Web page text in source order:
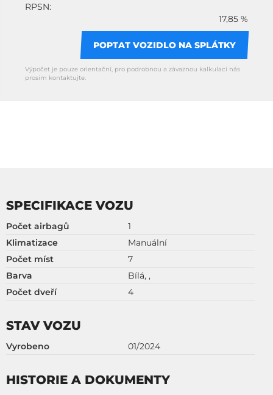
RPSN:
17,85 %
POPTAT VOZIDLO NA SPLÁTKY
Výpočet je pouze orientační, pro podrobnou a závaznou kalkulaci nás
prosím kontaktujte.
SPECIFIKACE VOZU
Počet airbagů
1
Klimatizace
Manuální
Počet míst
7
Barva
Bílá, ,
Počet dveří
4
STAV VOZU
Vyrobeno 01/2024
HISTORIE A DOKUMENTY